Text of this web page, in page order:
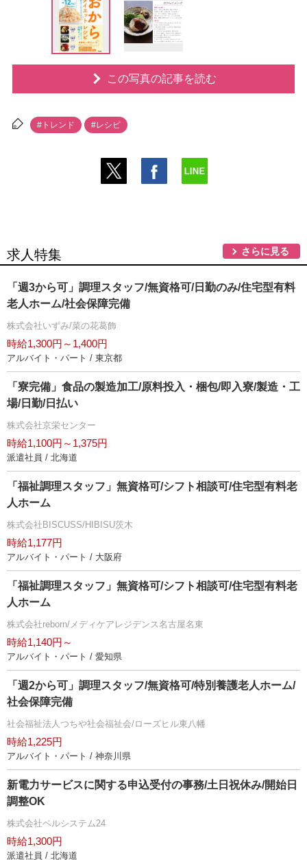
この写真の記事を読む
#トレンド #レシピ
求人特集 さらに見る
「週3から可」調理スタッフ/無資格可/日勤のみ/住宅型有料
老人ホーム/社会保障完備
株式会社いずみ/菜の花葛飾
時給1,300円～1,400円
アルバイト・パート / 東京都
「寮完備」食品の製造加工/原料投入・梱包/即入寮/製造・工
場/日勤/日払い
株式会社京栄センター
時給1,100円～1,375円
派遣社員 / 北海道
「福祉調理スタッフ」無資格可/シフト相談可/住宅型有料老
人ホーム
株式会社BISCUSS/HIBISU茨木
時給1,177円
アルバイト・パート / 大阪府
「福祉調理スタッフ」無資格可/シフト相談可/住宅型有料老
人ホーム
株式会社reborn/メディケアレジデンス名古屋名東
時給1,140円～
アルバイト・パート / 愛知県
「週2から可」調理スタッフ/無資格可/特別養護老人ホーム/
社会保障完備
社会福祉法人つちや社会福祉会/ローズヒル東八幡
時給1,225円
アルバイト・パート / 神奈川県
新電力サービスに関する申込受付の事務/土日祝休み/開始日
調整OK
株式会社ベルシステム24
時給1,300円
派遣社員 / 北海道